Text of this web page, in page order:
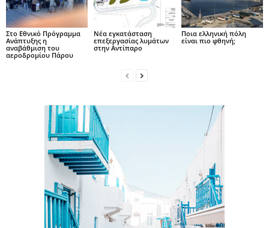
Στο Εθνικό Πρόγραμμα
Ανάπτυξης η
αναβάθμιση του
αεροδρομίου Πάρου
Νέα εγκατάσταση
επεξεργασίας λυμάτων
στην Αντίπαρο
Ποια ελληνική πόλη
είναι πιο φθηνή;